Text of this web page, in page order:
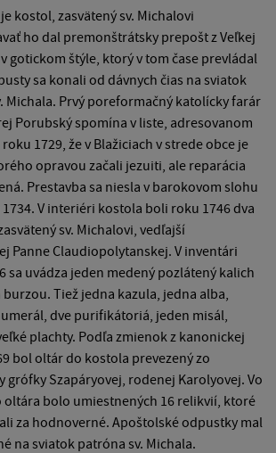
kostol, zasvätený sv. Michalovi
ho dal premonštrátsky prepošt z Veľkej
gotickom štýle, ktorý v tom čase prevládal
sa konali od dávnych čias na sviatok
Michala. Prvý poreformačný katolícky farár
Porubský spomína v liste, adresovanom
1729, že v Blažiciach v strede obce je
opravou začali jezuiti, ale reparácia
Prestavba sa niesla v barokovom slohu
V interiéri kostola boli roku 1746 dva
sv. Michalovi, vedľajší
Panne Claudiopolytanskej. V inventári
sa uvádza jeden medený pozlátený kalich
Tiež jedna kazula, jedna alba,
dve purifikátoriá, jeden misál,
plachty. Podľa zmienok z kanonickej
bol oltár do kostola prevezený zo
Szapáryovej, rodenej Karolyovej. Vo
bolo umiestnených 16 relikvií, ktoré
za hodnoverné. Apoštolské odpustky mal
na sviatok patróna sv. Michala.